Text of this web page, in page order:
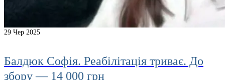
29 Чер 2025
Балдюк Софія. Реабілітація триває. До
збору — 14 000 грн